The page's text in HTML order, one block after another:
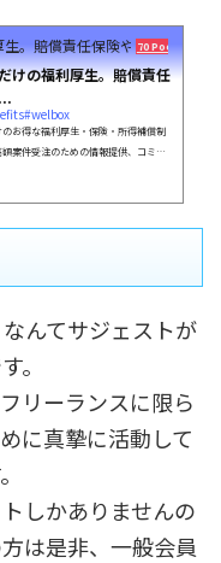
。賠償責任保険や所得補償、
70 Pockets
けの福利厚生。賠償責任
お得な福利厚生・保険・所得補償制
案件受注のための情報提供、コミュ
んてサジェストが
。
リーランスに限ら
に真摯に活動して
しかありませんの
は是非、一般会員